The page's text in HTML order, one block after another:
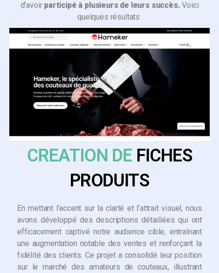
d’avoir participé à plusieurs de leurs succès. Voici
quelques résultats
CREATION DE FICHES
PRODUITS
En mettant l’accent sur la clarté et l’attrait visuel, nous
avons développé des descriptions détaillées qui ont
efficacement captivé notre audience cible, entraînant
une augmentation notable des ventes et renforçant la
fidélité des clients. Ce projet a consolidé leur position
sur le marché des amateurs de couteaux, illustrant